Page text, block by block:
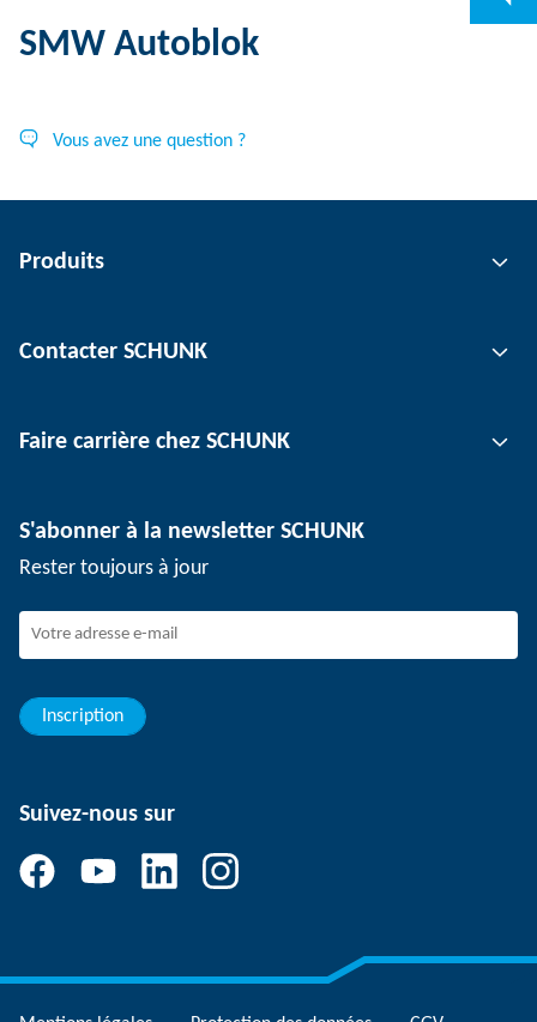
SMW Autoblok
Vous avez une question ?
Produits
Technologie d'automatisation
Technologie de serrage de pièce
Contacter SCHUNK
Sites
Événements
Dispositif de signalement SCHUNK
Faire carrière chez SCHUNK
Travailler chez SCHUNK
Jeunes professionnels
Elèves
S'abonner à la newsletter SCHUNK
Rester toujours à jour
Inscription
Suivez-nous sur